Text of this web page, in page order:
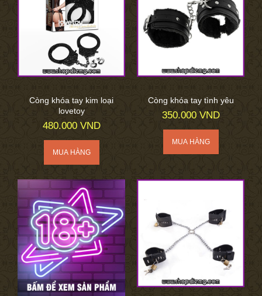
Còng khóa tay kim loại
lovetoy
480.000 VND
Còng khóa tay tình yêu
350.000 VND